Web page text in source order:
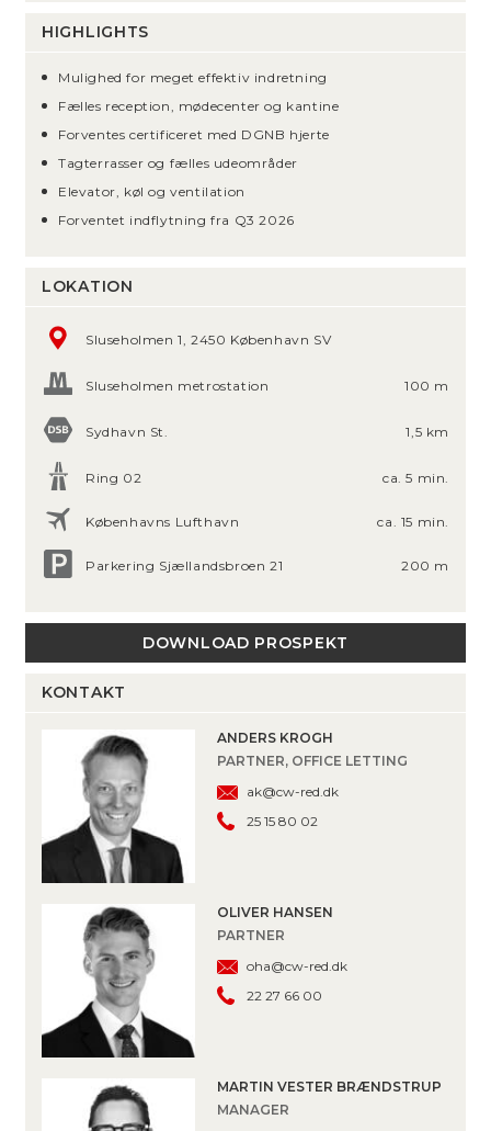
HIGHLIGHTS
Mulighed for meget effektiv indretning
Fælles reception, mødecenter og kantine
Forventes certificeret med DGNB hjerte
Tagterrasser og fælles udeområder
Elevator, køl og ventilation
Forventet indflytning fra Q3 2026
LOKATION
Sluseholmen 1, 2450 København SV
Sluseholmen metrostation 100 m
Sydhavn St. 1,5 km
Ring 02 ca. 5 min.
Københavns Lufthavn ca. 15 min.
Parkering Sjællandsbroen 21 200 m
DOWNLOAD PROSPEKT
KONTAKT
ANDERS KROGH
PARTNER, OFFICE LETTING
ak@cw-red.dk
25 15 80 02
OLIVER HANSEN
PARTNER
oha@cw-red.dk
22 27 66 00
MARTIN VESTER BRÆNDSTRUP
MANAGER